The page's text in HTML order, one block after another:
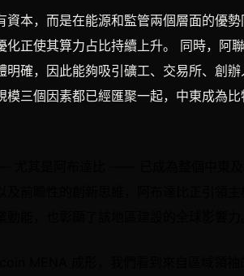
本，而是在能源和監管兩個層面的優
正使其算力占比持續上升。 同時，阿
確，因此能夠吸引礦工、交易所、創
三個因素都已經匯聚一起，中東成為